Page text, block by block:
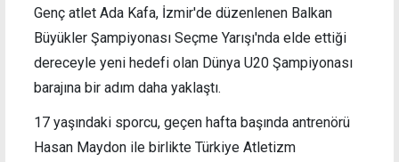
Genç atlet Ada Kafa, İzmir'de düzenlenen Balkan
Büyükler Şampiyonası Seçme Yarışı'nda elde ettiği
dereceyle yeni hedefi olan Dünya U20 Şampiyonası
barajına bir adım daha yaklaştı.
17 yaşındaki sporcu, geçen hafta başında antrenörü
Hasan Maydon ile birlikte Türkiye Atletizm